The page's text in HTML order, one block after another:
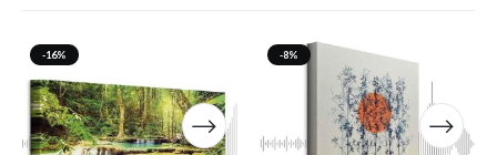
-16% -8%